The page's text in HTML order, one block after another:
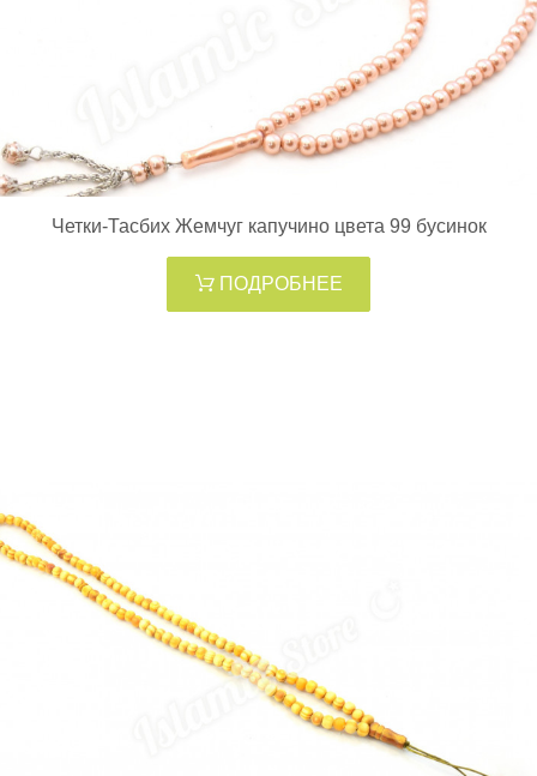
Четки-Тасбих Жемчуг капучино цвета 99 бусинок
ПОДРОБНЕЕ